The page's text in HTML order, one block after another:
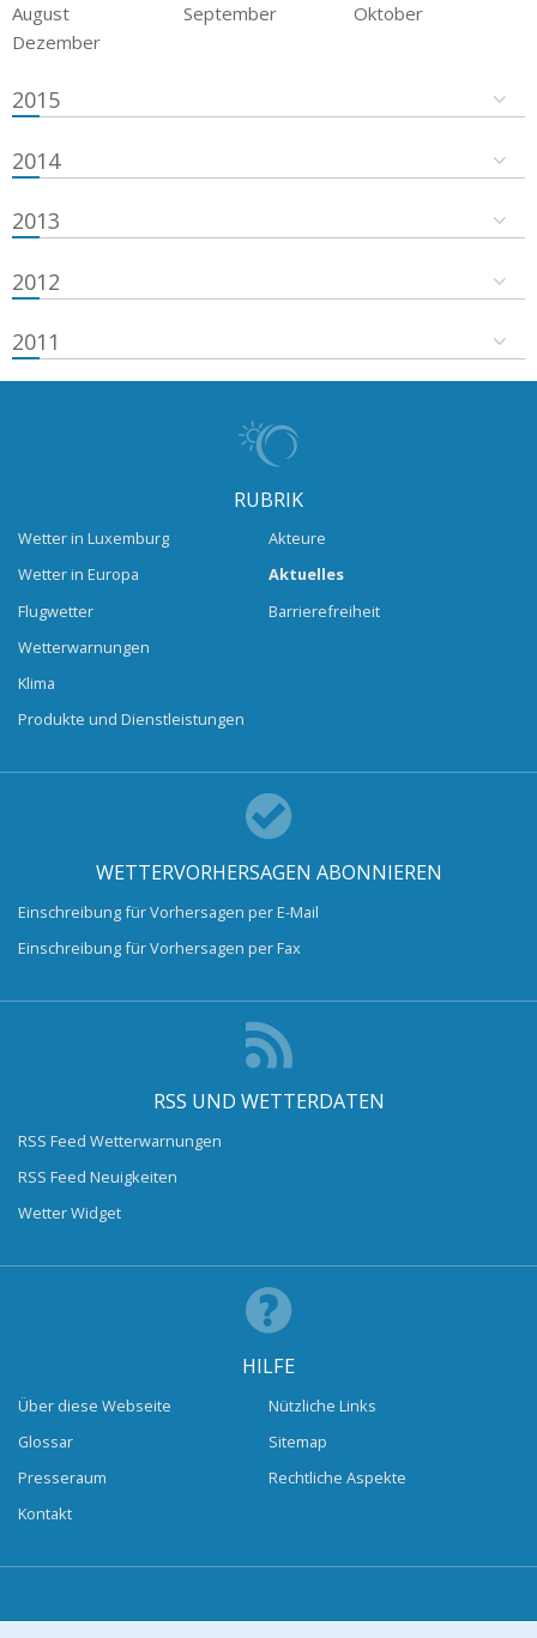
August
September
Oktober
Dezember
2015
2014
2013
2012
2011
RUBRIK
Wetter in Luxemburg
Wetter in Europa
Flugwetter
Wetterwarnungen
Klima
Produkte und Dienstleistungen
Akteure
Aktuelles
Barrierefreiheit
WETTERVORHERSAGEN ABONNIEREN
Einschreibung für Vorhersagen per E-Mail
Einschreibung für Vorhersagen per Fax
RSS UND WETTERDATEN
RSS Feed Wetterwarnungen
RSS Feed Neuigkeiten
Wetter Widget
HILFE
Über diese Webseite
Glossar
Presseraum
Kontakt
Nützliche Links
Sitemap
Rechtliche Aspekte